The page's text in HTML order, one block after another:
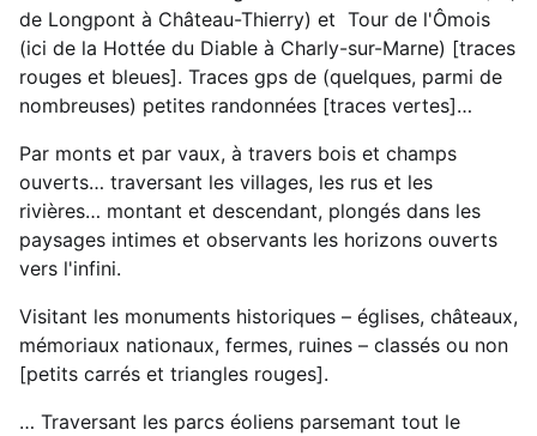
de Longpont à Château-Thierry) et Tour de l'Ômois
(ici de la Hottée du Diable à Charly-sur-Marne) [traces
rouges et bleues]. Traces gps de (quelques, parmi de
nombreuses) petites randonnées [traces vertes]…
Par monts et par vaux, à travers bois et champs
ouverts… traversant les villages, les rus et les
rivières… montant et descendant, plongés dans les
paysages intimes et observants les horizons ouverts
vers l'infini.
Visitant les monuments historiques – églises, châteaux,
mémoriaux nationaux, fermes, ruines – classés ou non
[petits carrés et triangles rouges].
… Traversant les parcs éoliens parsemant tout le